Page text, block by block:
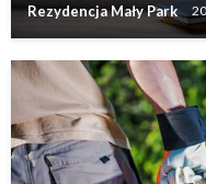
Rezydencja Mały Park